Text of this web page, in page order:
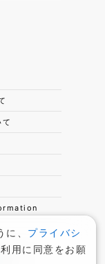
、 プライバシ
用に同意をお願